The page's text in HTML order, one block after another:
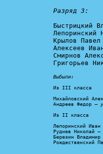
Разряд 3:
Быстрицкий
Лепоринский
Крылов Павел
Алексеев
Смирнов
Григорьев
Выбыли:
Из III класса
Михайловский
Андреев Федор –
Из II класса
Лепоринский Иван
Руднев Николай –
Березин Владимир
Рождественский